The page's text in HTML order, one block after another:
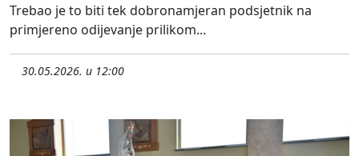
Trebao je to biti tek dobronamjeran podsjetnik na
primjereno odijevanje prilikom...
30.05.2026. u 12:00